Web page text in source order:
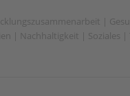
|
| Nachhaltigkeit | Soziales |